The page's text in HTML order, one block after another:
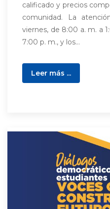
calificado y precios
comunidad. La
viernes, de 8:00 a. m. a
7:00 p. m., y los...
Leer más ...